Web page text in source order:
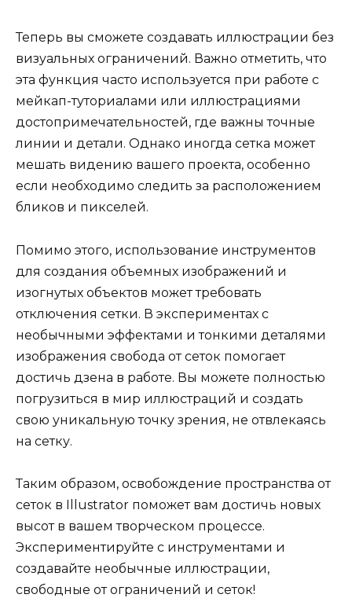
Теперь вы сможете создавать иллюстрации без
визуальных ограничений. Важно отметить, что
эта функция часто используется при работе с
мейкап-туториалами или иллюстрациями
достопримечательностей, где важны точные
линии и детали. Однако иногда сетка может
мешать видению вашего проекта, особенно
если необходимо следить за расположением
бликов и пикселей.
Помимо этого, использование инструментов
для создания объемных изображений и
изогнутых объектов может требовать
отключения сетки. В экспериментах с
необычными эффектами и тонкими деталями
изображения свобода от сеток помогает
достичь дзена в работе. Вы можете полностью
погрузиться в мир иллюстраций и создать
свою уникальную точку зрения, не отвлекаясь
на сетку.
Таким образом, освобождение пространства от
сеток в Illustrator поможет вам достичь новых
высот в вашем творческом процессе.
Экспериментируйте с инструментами и
создавайте необычные иллюстрации,
свободные от ограничений и сеток!